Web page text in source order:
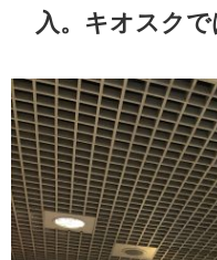
入。キオスク